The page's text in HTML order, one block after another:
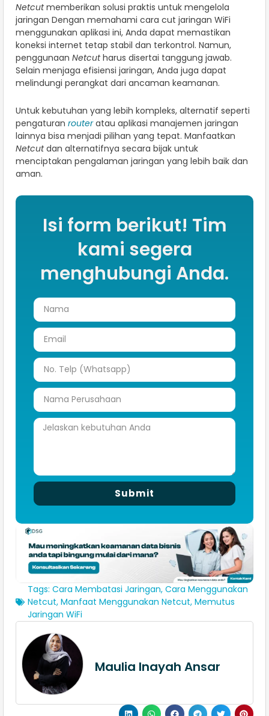
Netcutmemberikan solusi praktis untuk mengelola
jaringan Dengan memahami cara cut jaringan WiFi
menggunakan aplikasi ini, Anda dapat memastikan
koneksi internet tetap stabil dan terkontrol. Namun,
penggunaan Netcutharus disertai tanggung jawab.
Selain menjaga efisiensi jaringan, Anda juga dapat
melindungi perangkat dari ancaman keamanan.
Untuk kebutuhan yang lebih kompleks, alternatif seperti
pengaturan routeratau aplikasi manajemen jaringan
lainnya bisa menjadi pilihan yang tepat. Manfaatkan
Netcutdan alternatifnya secara bijak untuk
menciptakan pengalaman jaringan yang lebih baik dan
aman.
Isi form berikut! Tim
kami segera
menghubungi Anda.
Submit
Tags: Cara Membatasi Jaringan, Cara Menggunakan
Netcut, Manfaat Menggunakan Netcut, Memutus
Jaringan WiFi
Maulia Inayah Ansar